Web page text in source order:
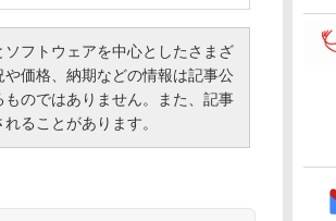
フトウェアを中心としたさまざ
価格、納期などの情報は記事公
のではありません。また、記事
ることがあります。